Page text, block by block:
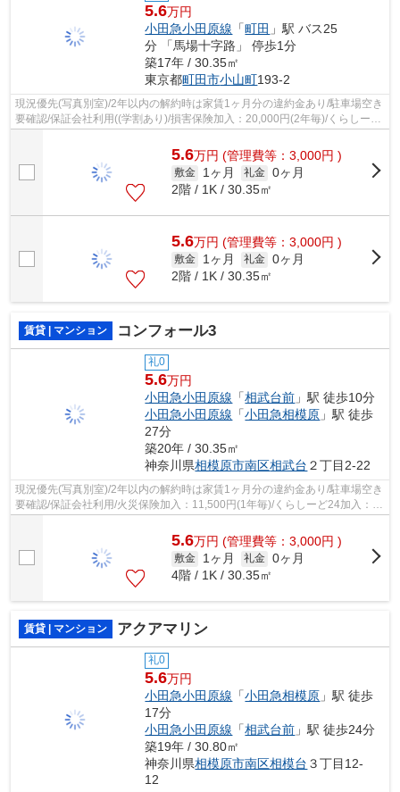
5.6万円
小田急小田原線 「町田 」駅 バス25
分 「馬場十字路」 停歩1分
築17年 / 30.35㎡
東京都町田市小山町193-2
現況優先(写真別室)/2年以内の解約時は家賃1ヶ月分の違約金あり/駐車場空き
要確認/保証会社利用((学割あり)/損害保険加入：20,000円(2年毎)/くらしーど
24加入：16,500円(2年毎)
5.6万円 (管理費等：3,000円 )
敷金 1ヶ月 礼金 0ヶ月
2階 / 1K / 30.35㎡
5.6万円 (管理費等：3,000円 )
敷金 1ヶ月 礼金 0ヶ月
2階 / 1K / 30.35㎡
賃貸 | マンション コンフォール3
礼0
5.6万円
小田急小田原線 「相武台前 」駅 徒歩10分
小田急小田原線 「小田急相模原 」駅 徒歩
27分
築20年 / 30.35㎡
神奈川県相模原市南区相武台 ２丁目2-22
現況優先(写真別室)/2年以内の解約時は家賃1ヶ月分の違約金あり/駐車場空き
要確認/保証会社利用/火災保険加入：11,500円(1年毎)/くらしーど24加入：
16,500円(2年毎)/ご契約金カード決...
5.6万円 (管理費等：3,000円 )
敷金 1ヶ月 礼金 0ヶ月
4階 / 1K / 30.35㎡
賃貸 | マンション アクアマリン
礼0
5.6万円
小田急小田原線 「小田急相模原 」駅 徒歩
17分
小田急小田原線 「相武台前 」駅 徒歩24分
築19年 / 30.80㎡
神奈川県相模原市南区相模台 ３丁目12-
12